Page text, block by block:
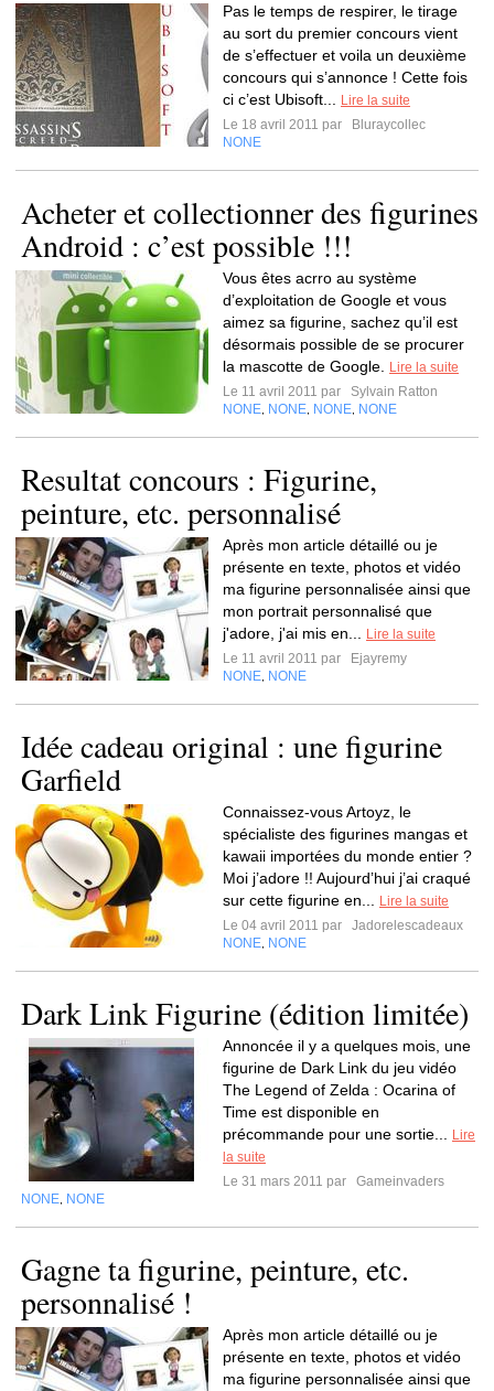
Pas le temps de respirer, le tirage
au sort du premier concours vient
de s’effectuer et voila un deuxième
concours qui s’annonce ! Cette fois
ci c’est Ubisoft...
Lire la suite
Le 18 avril 2011 par
Bluraycollec
NONE
Acheter et collectionner des figurines
Android : c’est possible !!!
Vous êtes acrro au système
d’exploitation de Google et vous
aimez sa figurine, sachez qu’il est
désormais possible de se procurer
la mascotte de Google.
Lire la suite
Le 11 avril 2011 par
Sylvain Ratton
NONE NONE NONE NONE
Resultat concours : Figurine,
peinture, etc. personnalisé
Après mon article détaillé ou je
présente en texte, photos et vidéo
ma figurine personnalisée ainsi que
mon portrait personnalisé que
j'adore, j'ai mis en...
Lire la suite
Le 11 avril 2011 par
Ejayremy
NONE NONE
Idée cadeau original : une figurine
Garfield
Connaissez-vous Artoyz, le
spécialiste des figurines mangas et
kawaii importées du monde entier ?
Moi j’adore !! Aujourd’hui j’ai craqué
sur cette figurine en...
Lire la suite
Le 04 avril 2011 par
Jadorelescadeaux
NONE NONE
Dark Link Figurine (édition limitée)
Annoncée il y a quelques mois, une
figurine de Dark Link du jeu vidéo
The Legend of Zelda : Ocarina of
Time est disponible en
précommande pour une sortie...
Lire
la suite
Le 31 mars 2011 par
Gameinvaders
NONE NONE
Gagne ta figurine, peinture, etc.
personnalisé !
Après mon article détaillé ou je
présente en texte, photos et vidéo
ma figurine personnalisée ainsi que